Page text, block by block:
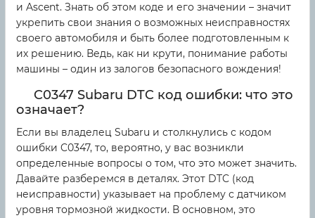
и Ascent. Знать об этом коде и его значении – значит
укрепить свои знания о возможных неисправностях
своего автомобиля и быть более подготовленным к
их решению. Ведь, как ни крути, понимание работы
машины – один из залогов безопасного вождения!
C0347 Subaru DTC код ошибки: что это
означает?
Если вы владелец Subaru и столкнулись с кодом
ошибки C0347, то, вероятно, у вас возникли
определенные вопросы о том, что это может значить.
Давайте разберемся в деталях. Этот DTC (код
неисправности) указывает на проблему с датчиком
уровня тормозной жидкости. В основном, это